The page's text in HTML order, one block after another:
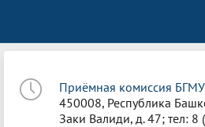
Приёмная комиссия БГМУ
450008, Республика
Заки Валиди, д. 47; тел: